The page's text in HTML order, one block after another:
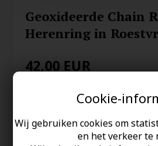
Cookie-
Wij gebruiken cookies om
en het verkeer te
Geoxideerde Chain
Herenring in
42,00 EUR